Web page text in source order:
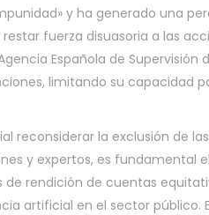
y ha generado una
fuerza disuasoria a las
Española de
limitando su capacidad
reconsiderar la exclusión de
y expertos, es
rendición de cuentas
artificial en el sector público.